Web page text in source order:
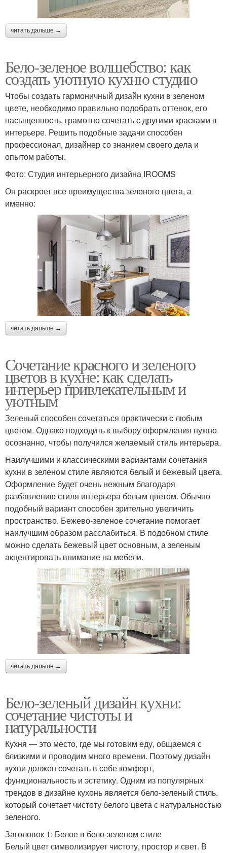
читать дальше →
Бело-зеленое волшебство: как
создать уютную кухню студию
Чтобы создать гармоничный дизайн кухни в зеленом
цвете, необходимо правильно подобрать оттенок, его
насыщенность, грамотно сочетать с другими красками в
интерьере. Решить подобные задачи способен
профессионал, дизайнер со знанием своего дела и
опытом работы.
Фото: Студия интерьерного дизайна IROOMS
Он раскроет все преимущества зеленого цвета, а
именно:
читать дальше →
Сочетание красного и зеленого
цветов в кухне: как сделать
интерьер привлекательным и
уютным
Зеленый способен сочетаться практически с любым
цветом. Однако подходить к выбору оформления нужно
осознанно, чтобы получился желаемый стиль интерьера.
Наилучшими и классическими вариантами сочетания
кухни в зеленом стиле являются белый и бежевый цвета.
Оформление будет очень нежным благодаря
разбавлению стиля интерьера белым цветом. Обычно
подобный вариант способен зрительно увеличить
пространство. Бежево-зеленое сочетание помогает
наилучшим образом расслабиться. В подобном стиле
можно сделать бежевый цвет основным, а зеленым
акцентировать внимание на мебели.
читать дальше →
Бело-зеленый дизайн кухни:
сочетание чистоты и
натуральности
Кухня — это место, где мы готовим еду, общаемся с
близкими и проводим много времени. Поэтому дизайн
кухни должен сочетать в себе комфорт,
функциональность и эстетику. Одним из популярных
трендов в дизайне кухонь является бело-зеленый стиль,
который сочетает чистоту белого цвета с натуральностью
зеленого.
Заголовок 1: Белое в бело-зеленом стиле
Белый цвет символизирует чистоту, простор и свет. В